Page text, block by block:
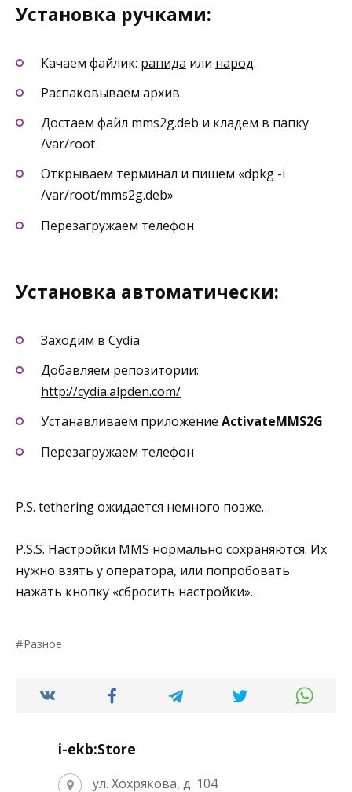
Установка ручками:
Качаем файлик: рапида или народ.
Распаковываем архив.
Достаем файл mms2g.deb и кладем в папку
/var/root
Открываем терминал и пишем «dpkg -i
/var/root/mms2g.deb»
Перезагружаем телефон
Установка автоматически:
Заходим в Cydia
Добавляем репозитории:
http://cydia.alpden.com/
Устанавливаем приложение ActivateMMS2G
Перезагружаем телефон
P.S. tethering ожидается немного позже…
P.S.S. Настройки MMS нормально сохраняются. Их
нужно взять у оператора, или попробовать
нажать кнопку «сбросить настройки».
Разное
i-ekb:Store
ул. Хохрякова, д. 104